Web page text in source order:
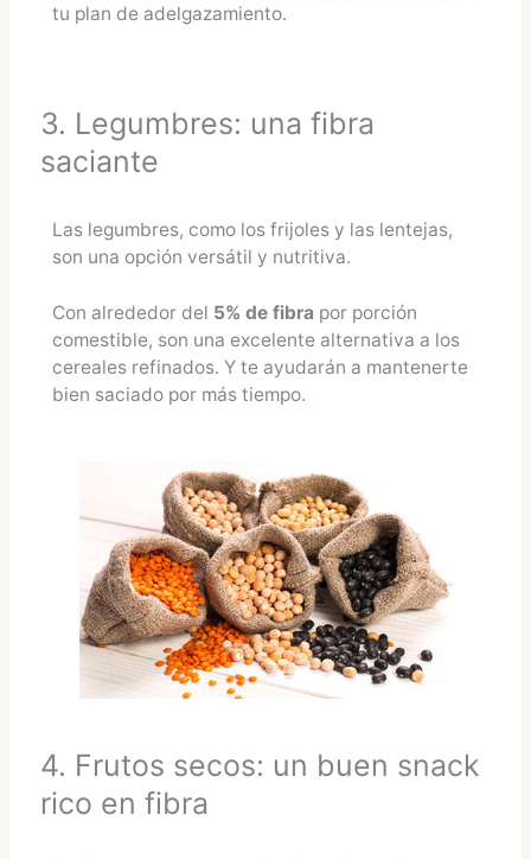
tu plan de adelgazamiento.
3. Legumbres: una fibra
saciante
Las legumbres, como los frijoles y las lentejas,
son una opción versátil y nutritiva.
Con alrededor del 5% de fibra por porción
comestible, son una excelente alternativa a los
cereales refinados. Y te ayudarán a mantenerte
bien saciado por más tiempo.
4. Frutos secos: un buen snack
rico en fibra